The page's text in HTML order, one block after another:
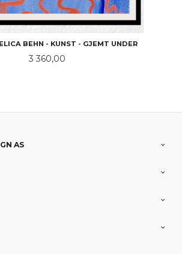
BEHN - KUNST - GJEMT UNDER
Pris
3 360,00
AS